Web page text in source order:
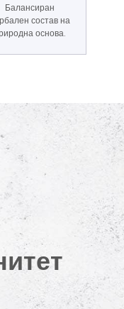
Балансиран
состав на
основа.